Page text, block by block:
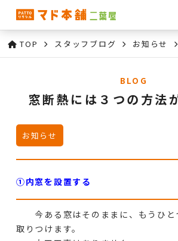
TOP スタッフブログ お知らせ
BLOG
窓断熱には３つの方法
お知らせ
①内窓を設置する
今ある窓はそのままに、もうひと
取りつけます。